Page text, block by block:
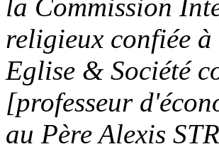
la Commission
religieux confiée
Eglise & Société
[professeur
au Père Alexis